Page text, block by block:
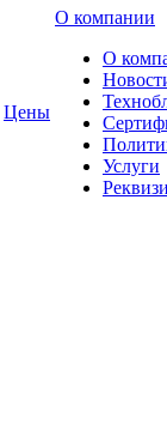
Цены
О компании
О
Услуги